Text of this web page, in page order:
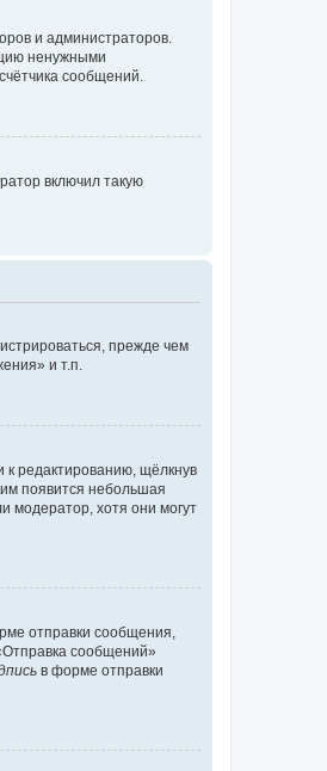
и администраторов.
ненужными
сообщений.
включил такую
прежде чем
и т.п.
редактированию, щёлкнув
появится небольшая
модератор, хотя они могут
отправки сообщения,
сообщений»
в форме отправки